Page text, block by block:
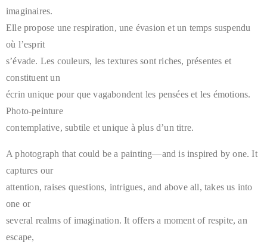
imaginaires.
Elle propose une respiration, une évasion et un temps suspendu
où l’esprit
s’évade. Les couleurs, les textures sont riches, présentes et
constituent un
écrin unique pour que vagabondent les pensées et les émotions.
Photo-peinture
contemplative, subtile et unique à plus d’un titre.
A photograph that could be a painting—and is inspired by one. It
captures our
attention, raises questions, intrigues, and above all, takes us into
one or
several realms of imagination. It offers a moment of respite, an
escape,